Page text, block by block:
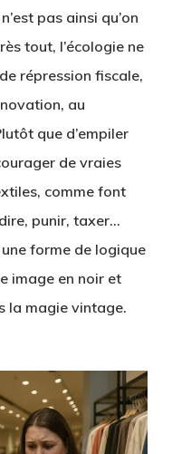
pas ainsi qu’on
tout, l’écologie ne
répression fiscale,
au
que d’empiler
de vraies
comme font
punir, taxer…
forme de logique
image en noir et
la magie vintage.